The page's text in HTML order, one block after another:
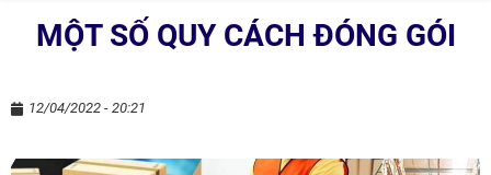
MỘT SỐ QUY CÁCH ĐÓNG GÓI
12/04/2022 - 20:21